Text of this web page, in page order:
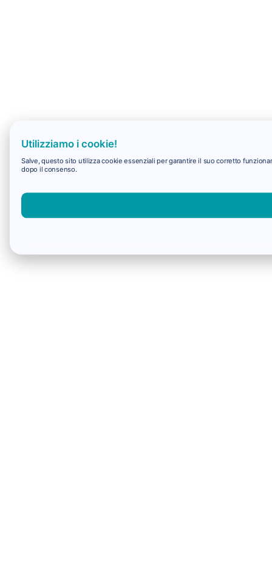
Utilizziamo i cookie!
Salve, questo sito utilizza cookie essenziali per garantire il suo corretto
dopo il consenso.